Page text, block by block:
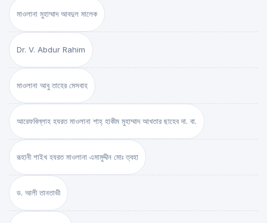
মাওলানা মুহাম্মাদ আবদুল মালেক
Dr. V. Abdur Rahim
মাওলানা আবু তাহের মেসবাহ
আরেফবিল্লাহ হযরত মাওলানা শাহ্ হাকীম মুহাম্মাদ আখতার ছাহেব দা. বা.
রূহানী শাইখ হযরত মাওলানা এমামুদ্দীন মোঃ ত্বহা
ড. আলী তানতাভী